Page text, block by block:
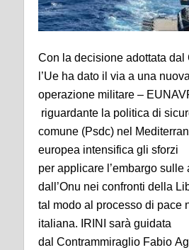
Con la decisione adottata dal
l’Ue ha dato il via a una nuova
operazione militare –
riguardante la politica di
comune (Psdc) nel
europea intensifica gli sforzi
per applicare l’embargo sulle
dall’Onu nei confronti della
tal modo al processo di pace
italiana. IRINI sarà guidata
dal Contrammiraglio Fabio